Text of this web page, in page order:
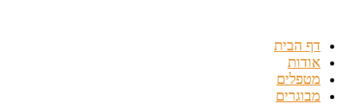
דף הבית
אודות
מטפלים
מבוגרים